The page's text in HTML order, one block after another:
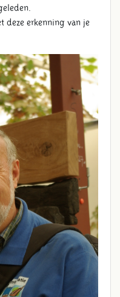
deze erkenning van je